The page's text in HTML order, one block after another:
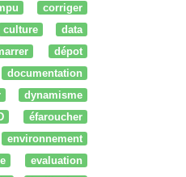
corriger
culture
data
dépot
documentation
dynamisme
éfaroucher
environnement
evaluation